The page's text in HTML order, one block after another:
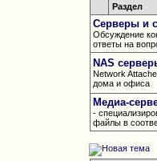
Раздел
Серверы и
Обсуждение
ответы на
NAS
Network
дома и офиса
Медиа-
-
файлы в